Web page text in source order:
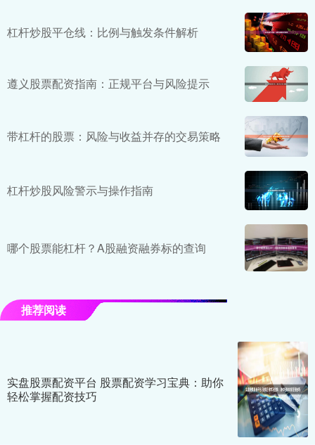
杠杆炒股平仓线：比例与触发条件解析
遵义股票配资指南：正规平台与风险提示
带杠杆的股票：风险与收益并存的交易策略
杠杆炒股风险警示与操作指南
哪个股票能杠杆？A股融资融券标的查询
推荐阅读
实盘股票配资平台 股票配资学习宝典：助你
轻松掌握配资技巧